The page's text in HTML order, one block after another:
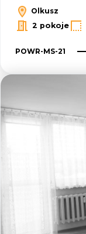
Olkusz
2 pokoje
POWR-MS-21